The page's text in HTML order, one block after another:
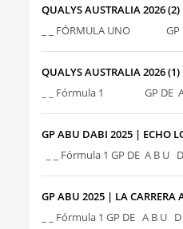
QUALYS AUSTRALIA 2026 (2)
_ _ FÓRMULA UNO GP
QUALYS AUSTRALIA 2026 (1)
_ _ Fórmula 1 GP DE
GP ABU DABI 2025 | ECHO
_ _ Fórmula 1 GP DE A B U
GP ABU 2025 | LA CARRERA
_ _ Fórmula 1 GP DE A B U